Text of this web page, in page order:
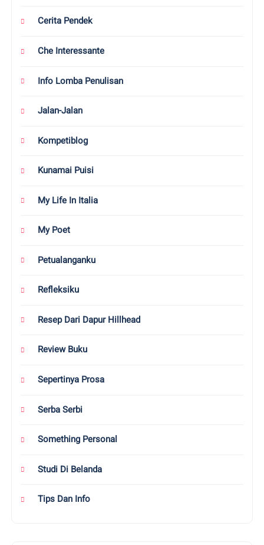
Cerita Pendek
Che Interessante
Info Lomba Penulisan
Jalan-Jalan
Kompetiblog
Kunamai Puisi
My Life In Italia
My Poet
Petualanganku
Refleksiku
Resep Dari Dapur Hillhead
Review Buku
Sepertinya Prosa
Serba Serbi
Something Personal
Studi Di Belanda
Tips Dan Info